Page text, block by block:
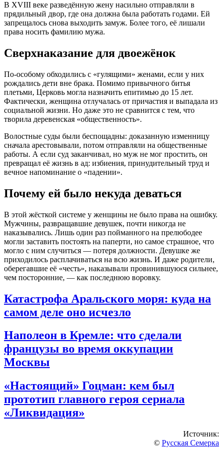
В XVIII веке разведённую жену насильно отправляли в
прядильный двор, где она должна была работать годами. Ей
запрещалось снова выходить замуж. Более того, её лишали
права носить фамилию мужа.
Сверхнаказание для двоежёнок
По-особому обходились с «гулящими» женами, если у них
рождались дети вне брака. Помимо привычного битья
плетьми, Церковь могла назначить епитимью до 15 лет.
Фактически, женщина отлучалась от причастия и выпадала из
социальной жизни. Но даже это не сравнится с тем, что
творила деревенская «общественность».
Волостные суды были беспощадны: доказанную изменницу
сначала арестовывали, потом отправляли на общественные
работы. А если суд заканчивал, но муж не мог простить, он
превращал её жизнь в ад: избиения, принудительный труд и
вечное напоминание о «падении».
Почему ей было некуда деваться
В этой жёсткой системе у женщины не было права на ошибку.
Мужчины, развращавшие девушек, почти никогда не
наказывались. Лишь один раз пойманного на прелюбодее
могли заставить постоять на паперти, но самое страшное, что
могло с ним случиться — потеря должности. Девушке же
приходилось расплачиваться на всю жизнь. И даже родители,
оберегавшие её «честь», наказывали провинившуюся сильнее,
чем посторонние, — как последнюю воровку.
Катастрофа Аральского моря: куда на
самом деле оно исчезло
Наполеон в Кремле: что сделали
французы во время оккупации
Москвы
«Настоящий» Гоцман: кем был
прототип главного героя сериала
«Ликвидация»
Источник:
© Русская Семерка